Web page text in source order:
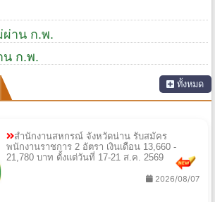
ผ่าน ก.พ.
น ก.พ.
ทั้งหมด
สำนักงานสหกรณ์ จังหวัดน่าน รับสมัคร
พนักงานราชการ 2 อัตรา เงินเดือน 13,660 -
21,780 บาท ตั้งแต่วันที่ 17-21 ส.ค. 2569
2026/08/07